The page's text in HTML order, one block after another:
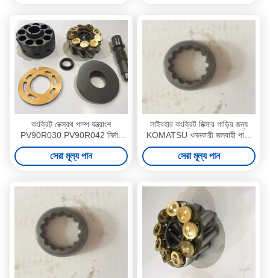
কংক্রিট রেক্স্রথ পাম্প যন্ত্রাংশ
PV90R030 PV90R042 নির্মাণ
যন্ত্রপাতি সহায়তা
সেরা মূল্য পান
লাইবহার কংক্রিট মিক্সার গাড়ির জন্য
KOMATSU খননকারী জলবাহী পাম্প
যন্ত্রাংশ
সেরা মূল্য পান